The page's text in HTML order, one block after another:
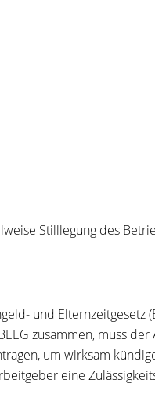
Stilllegung des
und Elternzeitgesetz
zusammen, muss
um wirksam
eine